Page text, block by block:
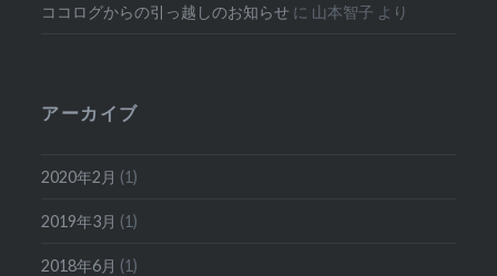
ココログからの引っ越しのお知らせ に 山本智子 より
アーカイブ
2020年2月 (1)
2019年3月 (1)
2018年6月 (1)